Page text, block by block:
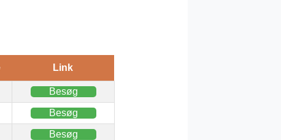
Link
Besøg
Besøg
Besøg